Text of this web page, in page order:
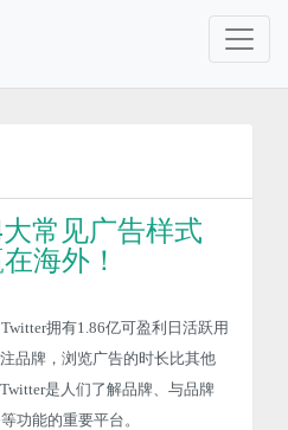
常见广告样式
海外！
拥有1.86亿可盈利日活跃用
品牌，浏览广告的时长比其他
是人们了解品牌、与品牌
功能的重要平台。